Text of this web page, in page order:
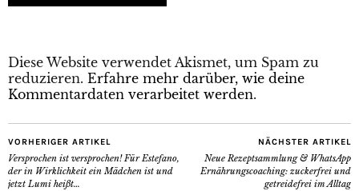
Diese Website verwendet Akismet, um Spam zu
reduzieren. Erfahre mehr darüber, wie deine
Kommentardaten verarbeitet werden.
VORHERIGER ARTIKEL
Versprochen ist versprochen! Für Estefano,
der in Wirklichkeit ein Mädchen ist und
jetzt Lumi heißt…
NÄCHSTER ARTIKEL
Neue Rezeptsammlung & WhatsApp
Ernährungscoaching: zuckerfrei und
getreidefrei im Alltag